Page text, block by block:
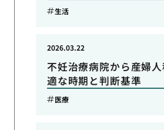
生活
不妊治療病院から産婦
適な時期と判断基準
2026.03.22
医療